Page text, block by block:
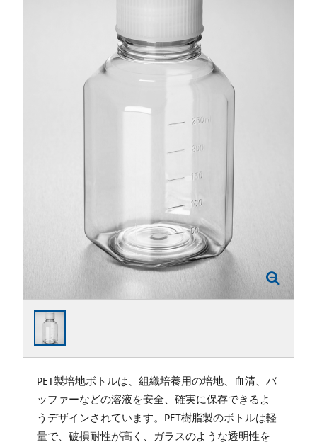
PET製培地ボトルは、組織培養用の培地、血清、バ
ッファーなどの溶液を安全、確実に保存できるよ
うデザインされています。PET樹脂製のボトルは軽
量で、破損耐性が高く、ガラスのような透明性を